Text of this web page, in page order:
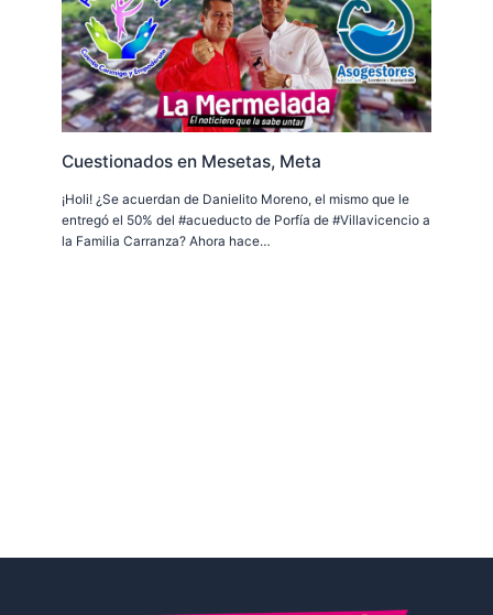
Cuestionados en Mesetas, Meta
¡Holi! ¿Se acuerdan de Danielito Moreno, el mismo que le
entregó el 50% del #acueducto de Porfía de #Villavicencio a
la Familia Carranza? Ahora hace…